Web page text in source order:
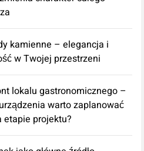
kamienne – elegancja i
w Twojej przestrzeni
lokalu gastronomicznego –
warto zaplanować
etapie projektu?